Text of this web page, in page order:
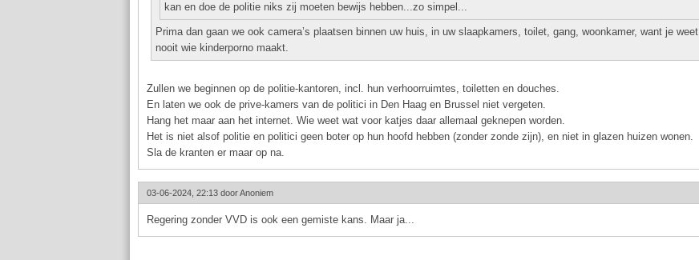
kan en doe de politie niks zij moeten bewijs hebben...zo simpel...
Prima dan gaan we ook camera’s plaatsen binnen uw huis, in uw slaapkamers, toilet, gang, woonkamer, want je weet
nooit wie kinderporno maakt.
Zullen we beginnen op de politie-kantoren, incl. hun verhoorruimtes, toiletten en douches.
En laten we ook de prive-kamers van de politici in Den Haag en Brussel niet vergeten.
Hang het maar aan het internet. Wie weet wat voor katjes daar allemaal geknepen worden.
Het is niet alsof politie en politici geen boter op hun hoofd hebben (zonder zonde zijn), en niet in glazen huizen wonen.
Sla de kranten er maar op na.
03-06-2024, 22:13 doorAnoniem
Regering zonder VVD is ook een gemiste kans. Maar ja...